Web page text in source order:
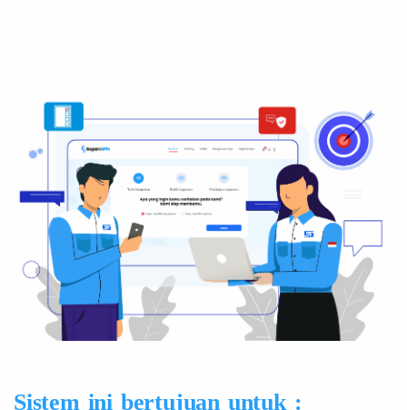
Sistem ini bertujuan untuk :